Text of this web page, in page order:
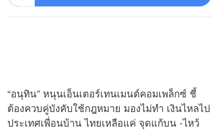
“อนุทิน” หนุนเอ็นเตอร์เทนเมนต์คอมเพล็กซ์ ชี้
ต้องควบคู่บังคับใช้กฎหมาย มองไม่ทำ เงินไหลไป
ประเทศเพื่อนบ้าน ไทยเหลือแค่ จุดแก้บน -ไหว้